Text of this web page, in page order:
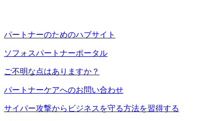
パートナーのためのハブサイト
ソフォスパートナーポータル
ご不明な点はありますか？
パートナーケアへのお問い合わせ
サイバー攻撃からビジネスを守る方法を習得する